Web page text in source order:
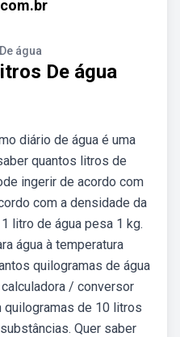
água
De água
diário de água é uma
quantos litros de
ingerir de acordo com
com a densidade da
litro de água pesa 1 kg.
água à temperatura
quilogramas de água
/ conversor
quilogramas de 10 litros
Quer saber